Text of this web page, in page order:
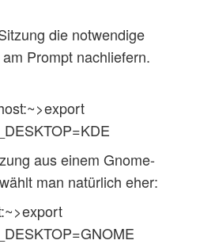
die notwendige
Prompt nachliefern.
aus einem Gnome-
man natürlich eher: